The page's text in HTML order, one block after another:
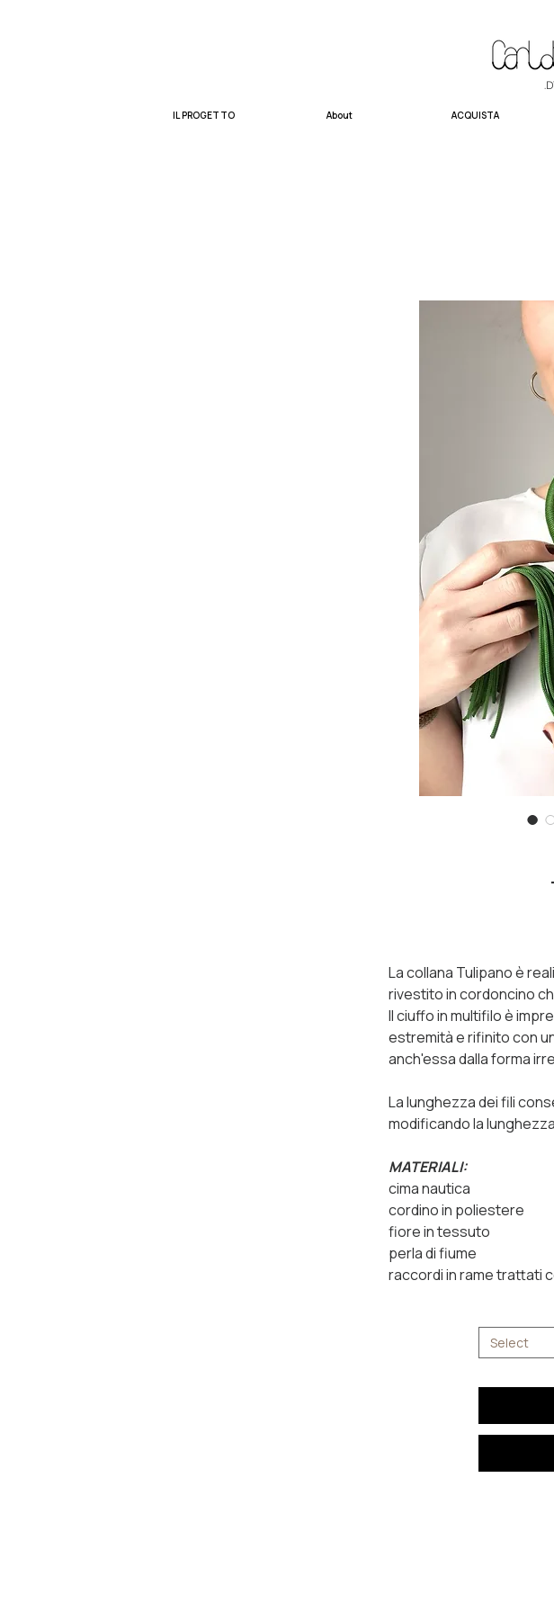
IL PROGETTO About ACQUISTA
La collana Tulipano è
rivestito in cordoncino
Il ciuffo in multifilo è
estremità e rifinito con
anch'essa dalla forma
La lunghezza dei fili
modificando la
MATERIALI:
cima nautica
cordino in poliestere
fiore in tessuto
perla di fiume
raccordi in rame trattati
Select